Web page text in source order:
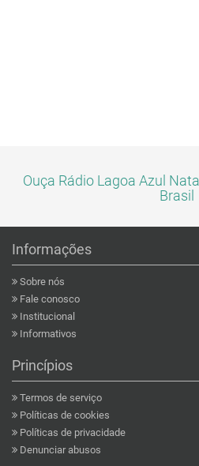
Ouça Rádio Lagoa Azul
Brasil
Informações
Sobre nós
Fale conosco
Institucional
Informativos
Princípios
Termos de serviço
Políticas de cookies
Políticas de privacidade
Denunciar abusos